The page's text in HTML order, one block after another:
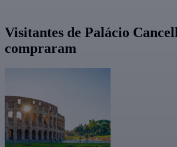
Visitantes de Palácio
compraram